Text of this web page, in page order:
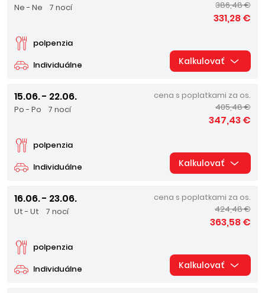
Ne - Ne 7 nocí
Individuálne
polpenzia
386,48 €
331,28 €
Kalkulovať
15.06. - 22.06.
Po - Po 7 nocí
Individuálne
polpenzia
cena s poplatkami za os.
405,48 €
347,43 €
Kalkulovať
16.06. - 23.06.
Ut - Ut 7 nocí
Individuálne
polpenzia
cena s poplatkami za os.
424,48 €
363,58 €
Kalkulovať